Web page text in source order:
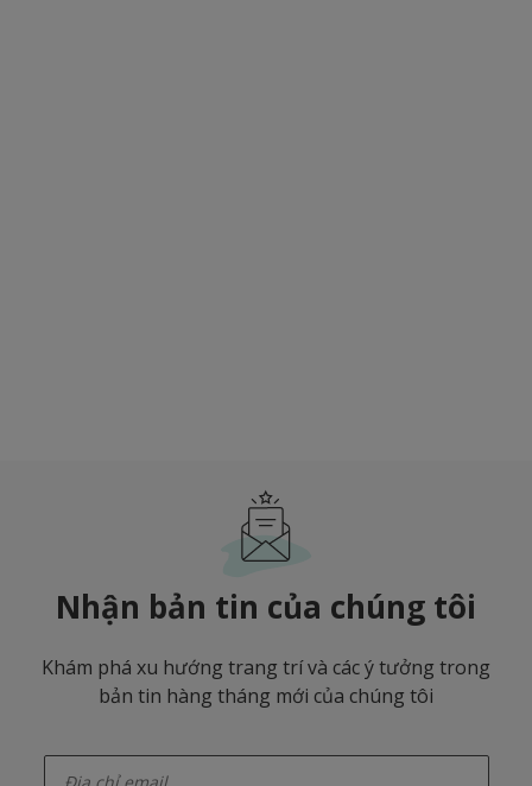
Nhận bản tin của chúng tôi
Khám phá xu hướng trang trí và các ý tưởng trong
bản tin hàng tháng mới của chúng tôi